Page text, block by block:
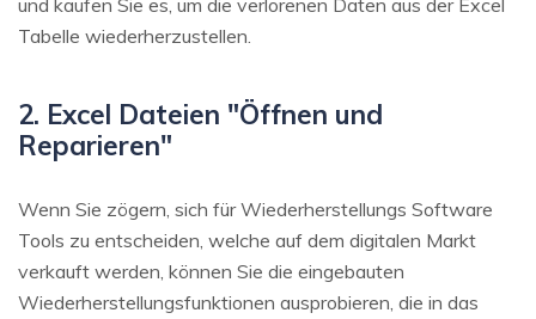
und kaufen Sie es, um die verlorenen Daten aus der Excel
Tabelle wiederherzustellen.
2. Excel Dateien "Öffnen und
Reparieren"
Wenn Sie zögern, sich für Wiederherstellungs Software
Tools zu entscheiden, welche auf dem digitalen Markt
verkauft werden, können Sie die eingebauten
Wiederherstellungsfunktionen ausprobieren, die in das